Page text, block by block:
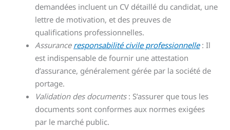
demandées incluent un CV détaillé du candidat, une
lettre de motivation, et des preuves de
qualifications professionnelles.
Assurance responsabilité civile professionnelle: Il
est indispensable de fournir une attestation
d’assurance, généralement gérée par la société de
portage.
Validation des documents: S’assurer que tous les
documents sont conformes aux normes exigées
par le marché public.